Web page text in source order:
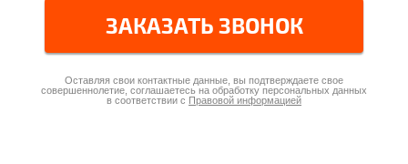
ЗАКАЗАТЬ ЗВОНОК
Оставляя свои контактные данные, вы подтверждаете свое
совершеннолетие, соглашаетесь на обработку персональных данных
в соответствии с Правовой информацией